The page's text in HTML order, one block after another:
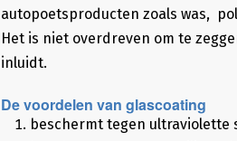
autopoetsproducten zoals was,
Het is niet overdreven om te
inluidt.
De voordelen van glascoating
beschermt tegen ultraviolette